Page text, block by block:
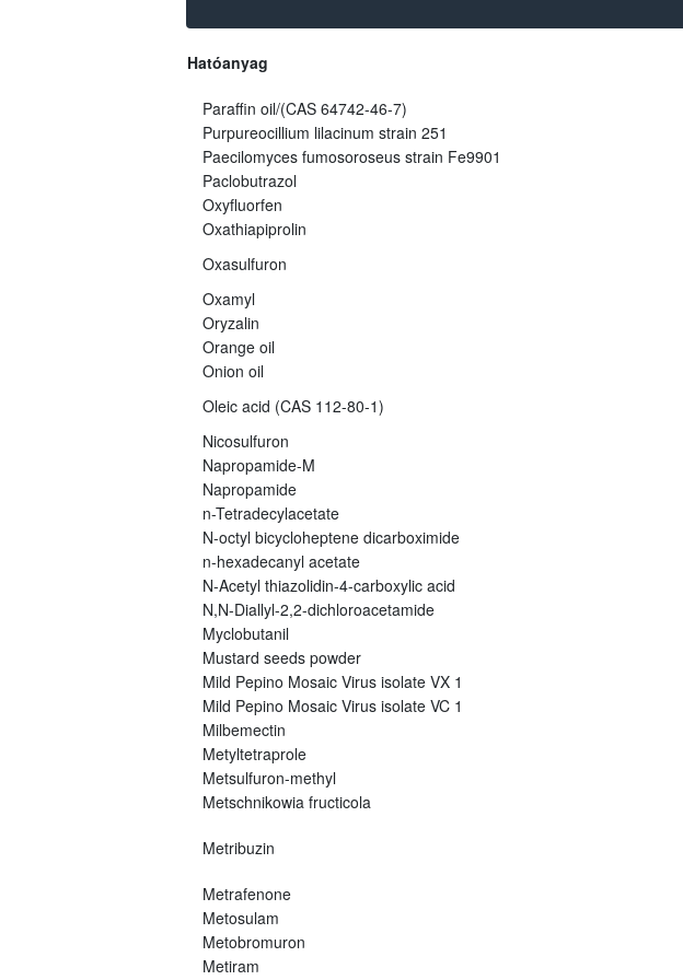
Hatóanyag
Paraffin oil/(CAS 64742-46-7)
Purpureocillium lilacinum strain 251
Paecilomyces fumosoroseus strain Fe9901
Paclobutrazol
Oxyfluorfen
Oxathiapiprolin
Oxasulfuron
Oxamyl
Oryzalin
Orange oil
Onion oil
Oleic acid (CAS 112-80-1)
Nicosulfuron
Napropamide-M
Napropamide
n-Tetradecylacetate
N-octyl bicycloheptene dicarboximide
n-hexadecanyl acetate
N-Acetyl thiazolidin-4-carboxylic acid
N,N-Diallyl-2,2-dichloroacetamide
Myclobutanil
Mustard seeds powder
Mild Pepino Mosaic Virus isolate VX 1
Mild Pepino Mosaic Virus isolate VC 1
Milbemectin
Metyltetraprole
Metsulfuron-methyl
Metschnikowia fructicola
Metribuzin
Metrafenone
Metosulam
Metobromuron
Metiram